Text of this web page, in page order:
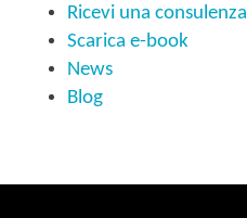
Ricevi una consulenza
Scarica e-book
News
Blog